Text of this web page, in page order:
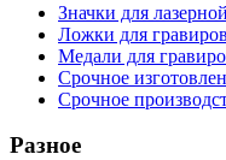
Значки для
Ложки для
Медали для
Срочное
Срочное
Разное